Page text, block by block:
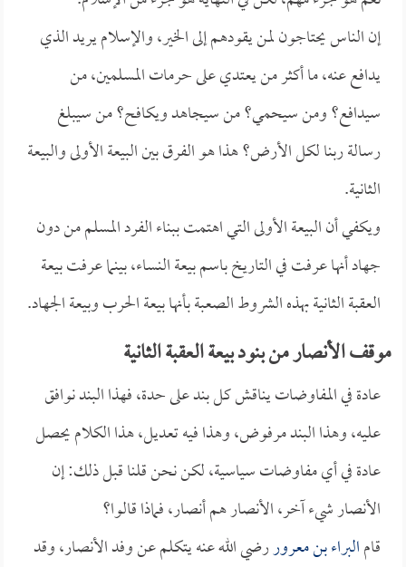
إن الناس يحتاجون لمن يقودهم إلى الخير، والإسلام يريد الذي
يدافع عنه، ما أكثر من يعتدي على حرمات المسلمين، من
سيدافع؟ ومن سيحمي؟ من سيجاهد ويكافح؟ من سيبلغ
رسالة ربنا لكل الأرض؟ هذا هو الفرق بين البيعة الأولى والبيعة
الثانية.
ويكفي أن البيعة الأولى التي اهتمت ببناء الفرد المسلم من دون
جهاد أنها عرفت في التاريخ باسم بيعة النساء، بينما عرفت بيعة
العقبة الثانية بهذه الشروط الصعبة بأنها بيعة الحرب وبيعة الجهاد.
موقف الأنصار من بنود بيعة العقبة الثانية
عادة في المفاوضات يناقش كل بند على حدة، فهذا البند نوافق
عليه، وهذا البند مرفوض، وهذا فيه تعديل، هذا الكلام يحصل
عادة في أي مفاوضات سياسية، لكن نحن قلنا قبل ذلك: إن
الأنصار شيء آخر، الأنصار هم أنصار، فماذا قالوا؟
قامالبراء بن معروررضي الله عنه يتكلم عن وفد الأنصار، وقد